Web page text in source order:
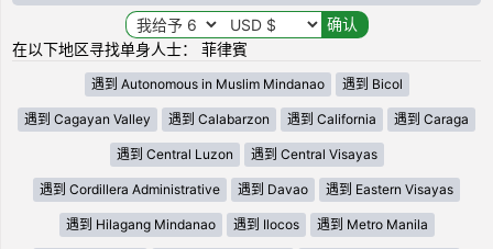
在以下地区寻找单身人士： 菲律賓
遇到 Autonomous in Muslim Mindanao 遇到 Bicol
遇到 Cagayan Valley 遇到 Calabarzon 遇到 California 遇到 Caraga
遇到 Central Luzon 遇到 Central Visayas
遇到 Cordillera Administrative 遇到 Davao 遇到 Eastern Visayas
遇到 Hilagang Mindanao 遇到 Ilocos 遇到 Metro Manila